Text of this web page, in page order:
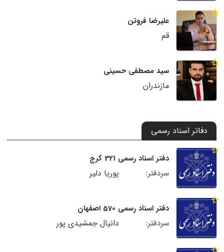
علیرضا فروتن
قم
سید مصطفی حسینی
مازندران
دفاتر اسناد رسمی
دفتر اسناد رسمی 321 کرج
سردفتر:
پوریا دلیر
دفتر اسناد رسمی 570 اصفهان
سردفتر:
دانیال جمشیدی پور